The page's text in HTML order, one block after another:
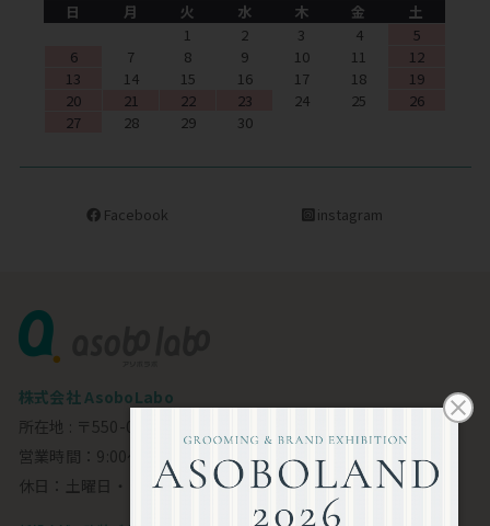
日
月 火 水 木 金
土
1
2 3 4
5
6
7 8 9 10 11
12
13
14 15 16 17 18
19
20
21 22 23 24 25
26
27
28 29 30
Facebook instagram
株式会社 AsoboLabo
所在地 : 〒550-0002 大阪市西区江戸堀1-23-11 6F
営業時間：9:00～18:00
休日：土曜日・日曜日・祝日